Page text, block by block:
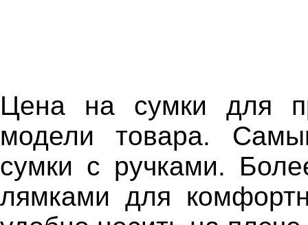
Цена на сумки для
модели товара.
сумки с ручками.
лямками для